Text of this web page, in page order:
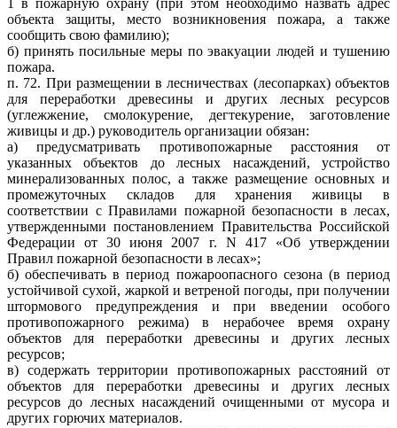
1 в пожарную охрану (при этом необходимо назвать адрес
объекта защиты, место возникновения пожара, а также
сообщить свою фамилию);
б) принять посильные меры по эвакуации людей и тушению
пожара.
п. 72. При размещении в лесничествах (лесопарках) объектов
для переработки древесины и других лесных ресурсов
(углежжение, смолокурение, дегтекурение, заготовление
живицы и др.) руководитель организации обязан:
а) предусматривать противопожарные расстояния от
указанных объектов до лесных насаждений, устройство
минерализованных полос, а также размещение основных и
промежуточных складов для хранения живицы в
соответствии с Правилами пожарной безопасности в лесах,
утвержденными постановлением Правительства Российской
Федерации от 30 июня 2007 г. N 417 «Об утверждении
Правил пожарной безопасности в лесах»;
б) обеспечивать в период пожароопасного сезона (в период
устойчивой сухой, жаркой и ветреной погоды, при получении
штормового предупреждения и при введении особого
противопожарного режима) в нерабочее время охрану
объектов для переработки древесины и других лесных
ресурсов;
в) содержать территории противопожарных расстояний от
объектов для переработки древесины и других лесных
ресурсов до лесных насаждений очищенными от мусора и
других горючих материалов.